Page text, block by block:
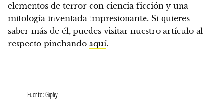
elementos de terror con ciencia ficción y una
mitología inventada impresionante. Si quieres
saber más de él, puedes visitar nuestro artículo al
respecto pinchando aquí.
Fuente: Giphy